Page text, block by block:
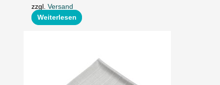
zzgl.Versand
Weiterlesen